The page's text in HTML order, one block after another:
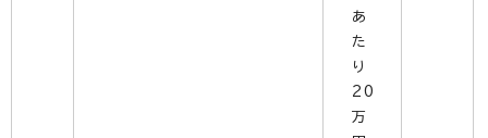
あ
た
り
20
万